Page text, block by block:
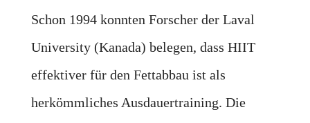
Schon 1994 konnten Forscher der Laval
University (Kanada) belegen, dass HIIT
effektiver für den Fettabbau ist als
herkömmliches Ausdauertraining. Die